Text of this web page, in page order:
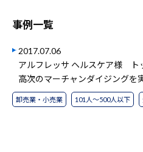
事例一覧
2017.07.06
アルフレッサ ヘルスケア様 ト
高次のマーチャンダイジングを
卸売業・小売業 101人～500人以下